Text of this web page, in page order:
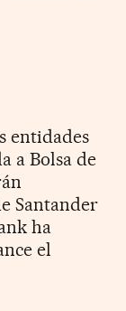
entidades
a Bolsa de
Santander
ha
el